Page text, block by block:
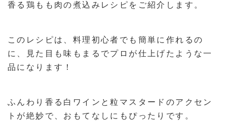
香る鶏もも肉の煮込みレシピをご紹介します。
このレシピは、料理初心者でも簡単に作れるの
に、見た目も味もまるでプロが仕上げたような一
品になります！
ふんわり香る白ワインと粒マスタードのアクセン
トが絶妙で、おもてなしにもぴったりです。